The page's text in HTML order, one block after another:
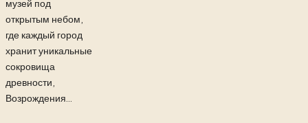
музей под
открытым небом,
где каждый город
хранит уникальные
сокровища
древности,
Возрождения...